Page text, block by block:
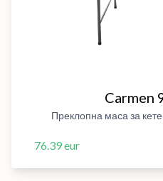
Carmen
Преклопна маса за
76.39 eur